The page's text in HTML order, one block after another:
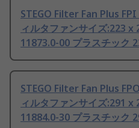
STEGO Filter Fan Plus
ィルタファンサイズ:223 x
11873.0-00 プラスチック
STEGO Filter Fan Plus
ィルタファンサイズ:291 x
11884.0-30 プラスチック